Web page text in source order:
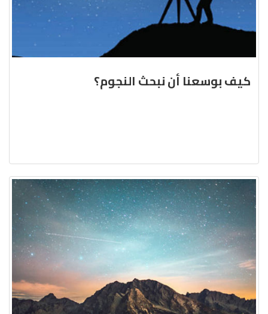
كيف بوسعنا أن نبحث النجوم؟